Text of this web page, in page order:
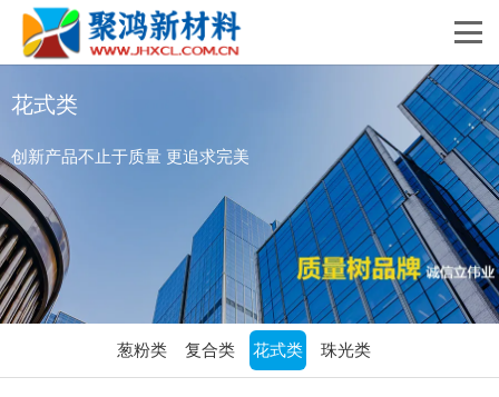
花式类
创新产品不止于质量 更追求完美
葱粉类 复合类 花式类 珠光类